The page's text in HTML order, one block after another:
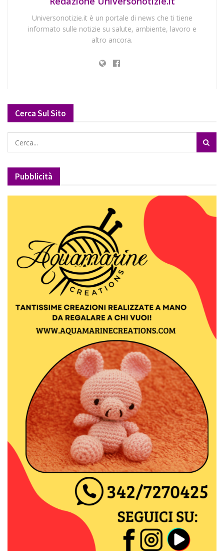
Universonotizie.it è un portale di news che ti tiene
informato sulle notizie su salute, ambiente, lavoro e
altro ancora.
Cerca Sul Sito
Pubblicità